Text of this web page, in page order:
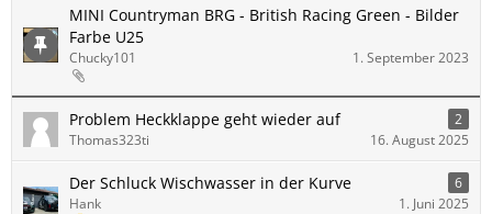
MINI Countryman BRG - British Racing Green - Bilder
Farbe U25
Chucky101 1. September 2023
Problem Heckklappe geht wieder auf
2
Thomas323ti
16. August 2025
Der Schluck Wischwasser in der Kurve 6
Hank 1. Juni 2025